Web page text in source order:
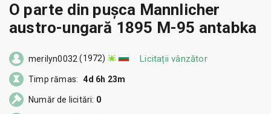
O parte din pușca Mannlicher
austro-ungară 1895 M-95 antabka
merilyn0032 (1972) Licitații vânzător
Timp rămas: 4d 6h 23m
Număr de licitări: 0